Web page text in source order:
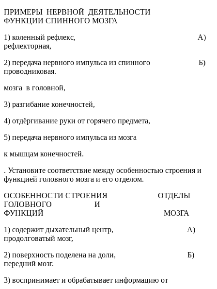
ПРИМЕРЫ НЕРВНОЙ ДЕЯТЕЛЬНОСТИ
ФУНКЦИИ СПИННОГО МОЗГА
1) коленный рефлекс, А)
рефлекторная,
2) передача нервного импульса из спинного Б)
проводниковая.
мозга в головной,
3) разгибание конечностей,
4) отдёргивание руки от горячего предмета,
5) передача нервного импульса из мозга
к мышцам конечностей.
. Установите соответствие между особенностью строения и
функцией головного мозга и его отделом.
ОСОБЕННОСТИ СТРОЕНИЯ ОТДЕЛЫ
ГОЛОВНОГО И
ФУНКЦИЙ МОЗГА
1) содержит дыхательный центр, А)
продолговатый мозг,
2) поверхность поделена на доли, Б)
передний мозг.
3) воспринимает и обрабатывает информацию от